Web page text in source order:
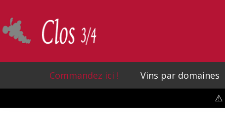
main
content
Commandez ici ! Vins par domaines
⚠️